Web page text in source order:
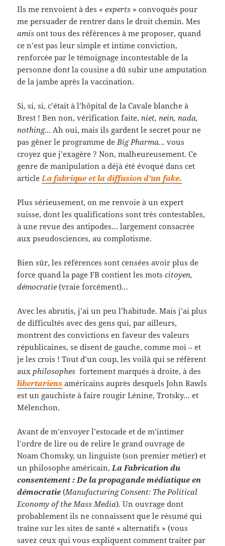
Ils me renvoient à des « experts » convoqués pour
me persuader de rentrer dans le droit chemin. Mes
amis ont tous des références à me proposer, quand
ce n’est pas leur simple et intime conviction,
renforcée par le témoignage incontestable de la
personne dont la cousine a dû subir une amputation
de la jambe après la vaccination.
Si, si, si, c’était à l’hôpital de la Cavale blanche à
Brest ! Ben non, vérification faite, niet, nein, nada,
nothing... Ah oui, mais ils gardent le secret pour ne
pas gêner le programme de Big Pharma... vous
croyez que j’exagère ? Non, malheureusement. Ce
genre de manipulation a déjà été évoqué dans cet
article La fabrique et la diffusion d’un fake.
Plus sérieusement, on me renvoie à un expert
suisse, dont les qualifications sont très contestables,
à une revue des antipodes… largement consacrée
aux pseudosciences, au complotisme.
Bien sûr, les références sont censées avoir plus de
force quand la page FB contient les motscitoyen,
démocratie (vraie forcément)…
Avec les abrutis, j’ai un peu l’habitude. Mais j’ai plus
de difficultés avec des gens qui, par ailleurs,
montrent des convictions en faveur des valeurs
républicaines, se disent de gauche, comme moi – et
je les crois ! Tout d’un coup, les voilà qui se réfèrent
aux philosophes fortement marqués à droite, à des
libertariens américains auprès desquels John Rawls
est un gauchiste à faire rougir Lénine, Trotsky… et
Mélenchon.
Avant de m’envoyer l’estocade et de m’intimer
l’ordre de lire ou de relire le grand ouvrage de
Noam Chomsky, un linguiste (son premier métier) et
un philosophe américain, La Fabrication du
consentement : De la propagande médiatique en
démocratie (Manufacturing Consent: The Political
Economy of the Mass Media). Un ouvrage dont
probablement ils ne connaissent que le résumé qui
traîne sur les sites de santé « alternatifs » (vous
savez ceux qui vous expliquent comment traiter par